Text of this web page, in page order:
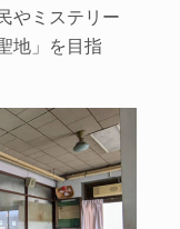
やミステリー
地」を目指